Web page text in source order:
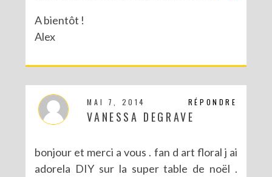
A bientôt !
Alex
RÉPONDRE
MAI 7, 2014
VANESSA DEGRAVE
bonjour et merci a vous . fan d art floral j ai
adorela DIY sur la super table de noël .